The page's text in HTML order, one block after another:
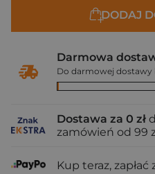
DODAJ
Darmowa
Do darmowej dostawy
Dostawa za 0 zł
zamówień od 99
Kup teraz, zapłać